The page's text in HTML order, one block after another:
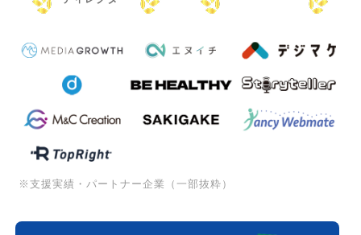
※支援実績・パートナー企業（一部抜粋）